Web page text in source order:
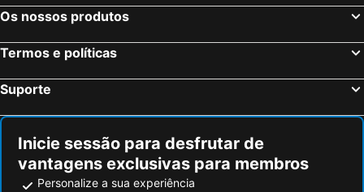
Os nossos produtos
Termos e políticas
Suporte
Inicie sessão para desfrutar de
vantagens exclusivas para membros
Personalize a sua experiência